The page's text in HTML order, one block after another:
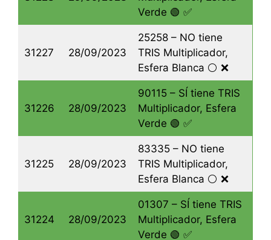
Verde 🟢 ✅
31227 28/09/2023
25258 – NO tiene
TRIS Multiplicador,
Esfera Blanca ⚪️ ❌
31226 28/09/2023
90115 – SÍ tiene TRIS
Multiplicador, Esfera
Verde 🟢 ✅
31225 28/09/2023
83335 – NO tiene
TRIS Multiplicador,
Esfera Blanca ⚪️ ❌
31224 28/09/2023
01307 – SÍ tiene TRIS
Multiplicador, Esfera
Verde 🟢 ✅